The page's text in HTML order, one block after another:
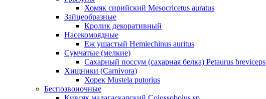
Хомяк сирийский Mesocricetus auratus
Зайцеобразные
Кролик декоративный
Насекомоядные
Еж ушастый Hemiechinus auritus
Сумчатые (мелкие)
Сахарный поссум (сахарная белка) Petaurus breviceps
Хищники (Carnivora)
Хорек Mustela putorius
Беспозвоночные